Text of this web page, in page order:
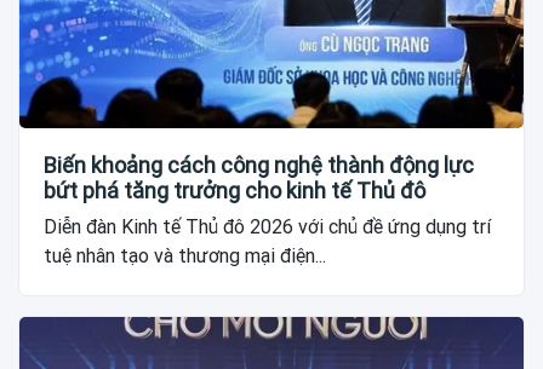
Biến khoảng cách công nghệ thành động lực
bứt phá tăng trưởng cho kinh tế Thủ đô
Diễn đàn Kinh tế Thủ đô 2026 với chủ đề ứng dụng trí
tuệ nhân tạo và thương mại điện...